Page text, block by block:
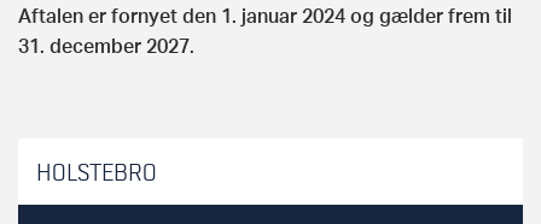
Aftalen er fornyet den 1. januar 2024 og gælder frem til
31. december 2027.
HOLSTEBRO